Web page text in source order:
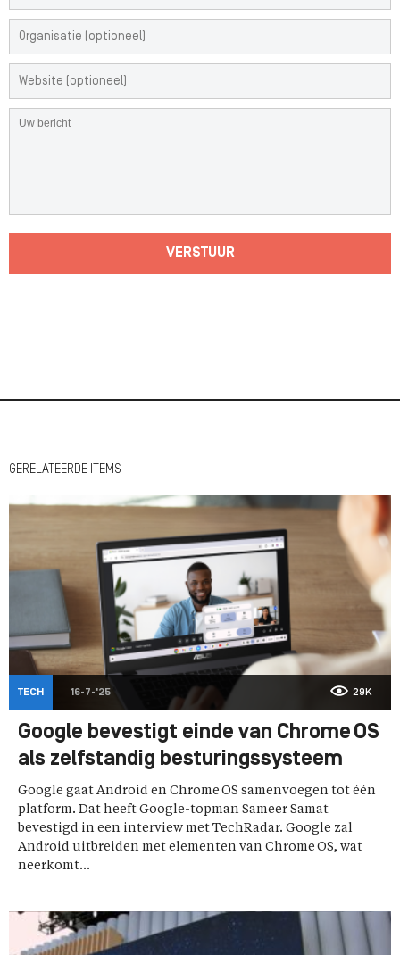
VERSTUUR
GERELATEERDE ITEMS
TECH 16-7-'25 29K
Google bevestigt einde van Chrome OS
als zelfstandig besturingssysteem
Google gaat Android en Chrome OS samenvoegen tot één
platform. Dat heeft Google-topman Sameer Samat
bevestigd in een interview met TechRadar. Google zal
Android uitbreiden met elementen van Chrome OS, wat
neerkomt...